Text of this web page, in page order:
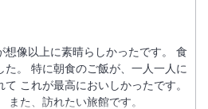
想像以上に素晴らしかったです。 食
。 特に朝食のご飯が、一人一人に
これが最高においしかったです。
また、訪れたい旅館です。